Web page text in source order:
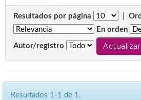
Resultados por página
En orden
Autor/registro
Resultados 1-1 de 1.